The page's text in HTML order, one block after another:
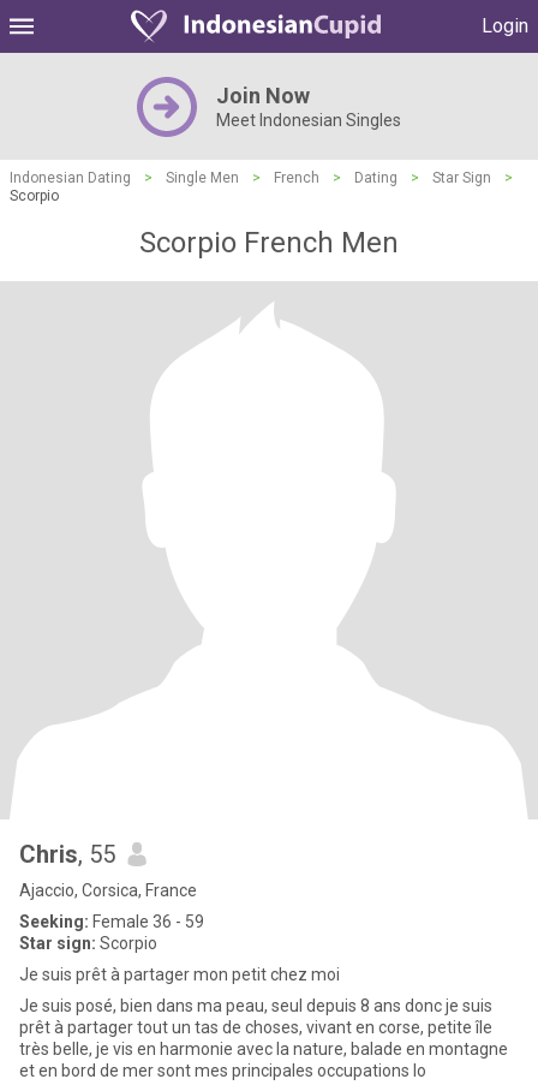
Login
Join Now
Meet Indonesian Singles
Indonesian Dating > Single Men > French > Dating > Star Sign
>
Scorpio
Scorpio French Men
Chris, 55
Ajaccio, Corsica, France
Seeking: Female 36 - 59
Star sign: Scorpio
Je suis prêt à partager mon petit chez moi
Je suis posé, bien dans ma peau, seul depuis 8 ans donc je suis
prêt à partager tout un tas de choses, vivant en corse, petite île
très belle, je vis en harmonie avec la nature, balade en montagne
et en bord de mer sont mes principales occupations lo